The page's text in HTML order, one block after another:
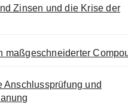
Zinsen und die Krise der
maßgeschneiderter
Anschlussprüfung und